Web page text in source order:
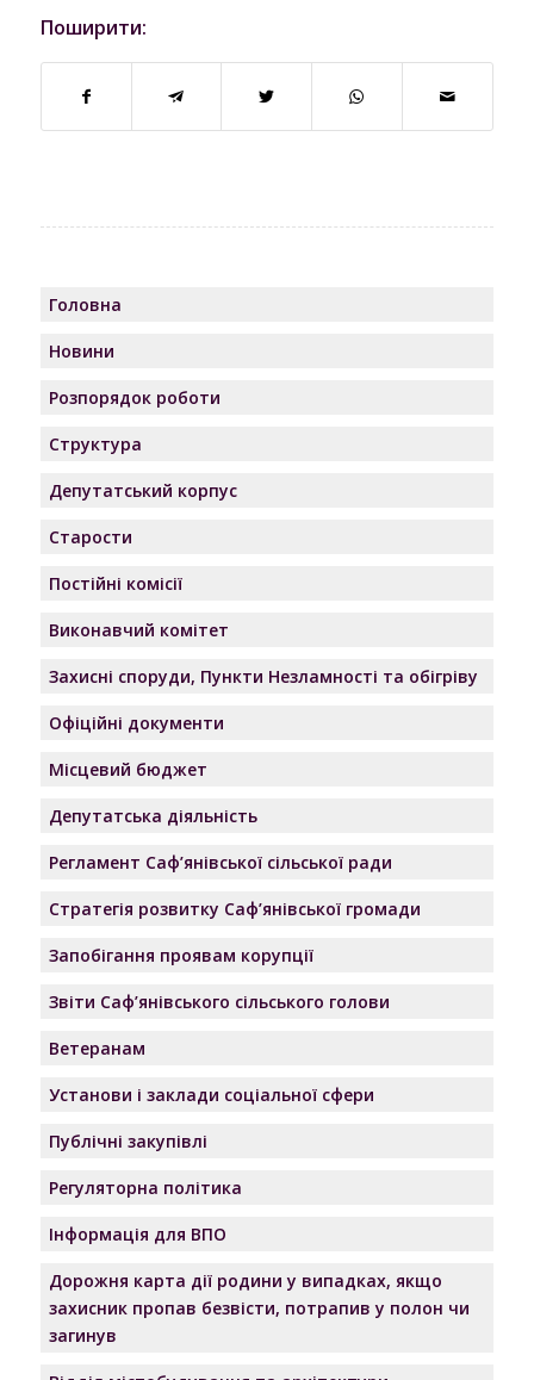
Поширити:
Головна
Новини
Розпорядок роботи
Структура
Депутатський корпус
Старости
Постійні комісії
Виконавчий комітет
Захисні споруди, Пункти Незламності та обігріву
Офіційні документи
Місцевий бюджет
Депутатська діяльність
Регламент Саф’янівської сільської ради
Стратегія розвитку Саф’янівської громади
Запобігання проявам корупції
Звіти Саф’янівського сільського голови
Ветеранам
Установи і заклади соціальної сфери
Публічні закупівлі
Регуляторна політика
Інформація для ВПО
Дорожня карта дії родини у випадках, якщо
захисник пропав безвісти, потрапив у полон чи
загинув